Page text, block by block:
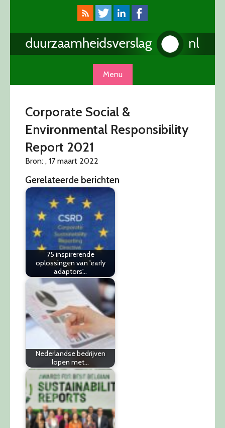
Menu
Corporate Social &
Environmental Responsibility
Report 2021
Bron: , 17 maart 2022
Gerelateerde berichten
75 inspirerende
oplossingen van 'early
adaptors'…
Nederlandse bedrijven
lopen met…